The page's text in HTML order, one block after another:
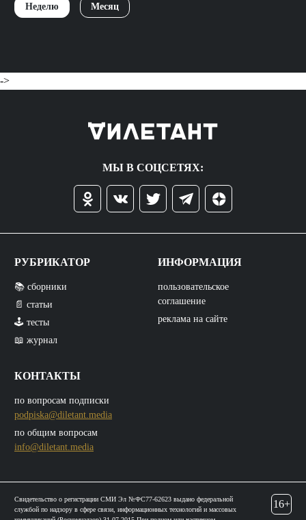
Неделю Месяц
->
МЫ В СОЦСЕТЯХ:
РУБРИКАТОР
📚 сборники
📄 статьи
🕹️ тесты
📖 журнал
КОНТАКТЫ
по вопросам подписки
podpiska@diletant.media
по общим вопросам
info@diletant.media
ИНФОРМАЦИЯ
пользовательское
соглашение
реклама на сайте
Свидетельство о регистрации СМИ Эл №ФС77-62623 выдано федеральной
службой по надзору в сфере связи, информационных технологий и массовых
16+